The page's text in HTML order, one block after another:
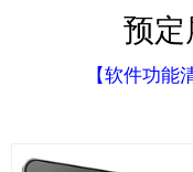
预定
【软件功能